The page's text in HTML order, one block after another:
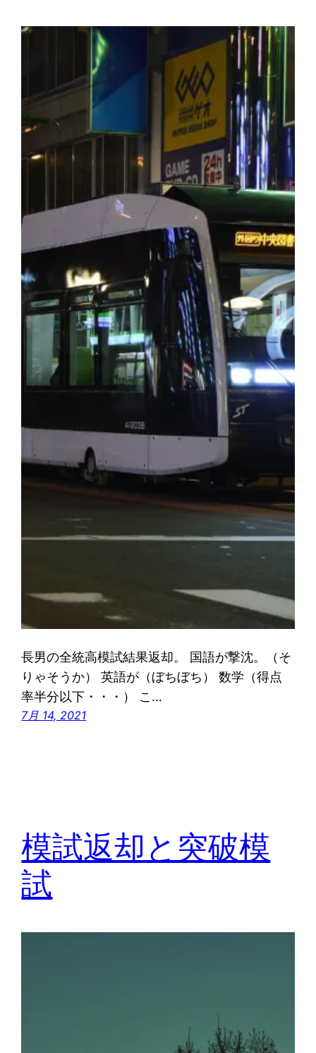
長男の全統高模試結果返却。 国語が撃沈。（そ
りゃそうか） 英語が（ぼちぼち） 数学（得点
率半分以下・・・） こ…
7月 14, 2021
模試返却と突破模
試